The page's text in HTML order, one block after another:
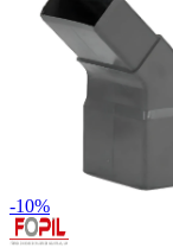
-10%